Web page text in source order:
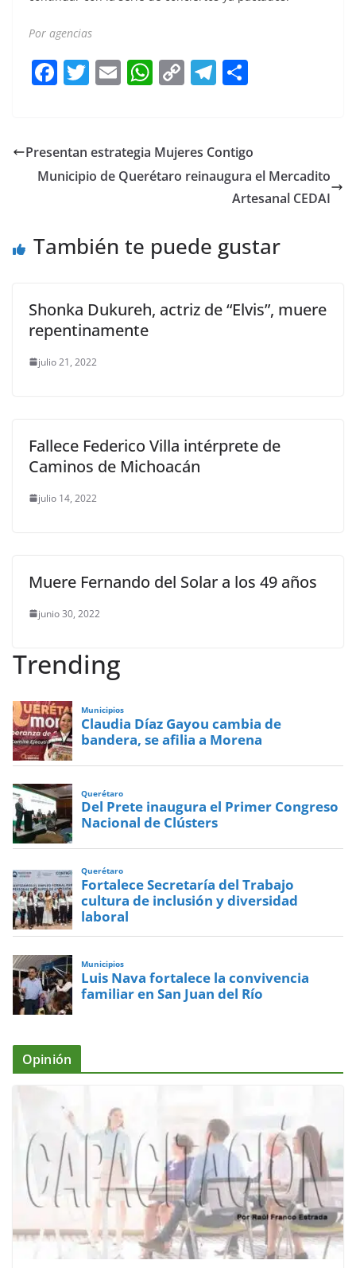
Por agencias
F
a
e
b
k
T
w
er
E
m
l
W
h
s
A
C
o
y
Li
T
el
gr
a
m
e
Presentan estrategia Mujeres Contigo
Municipio de Querétaro reinaugura el Mercadito
Artesanal CEDAI
También te puede gustar
Shonka Dukureh, actriz de “Elvis”, muere
repentinamente
julio 21, 2022
Fallece Federico Villa intérprete de
Caminos de Michoacán
julio 14, 2022
Muere Fernando del Solar a los 49 años
junio 30, 2022
Trending
Municipios
Claudia Díaz Gayou cambia de
bandera, se afilia a Morena
Querétaro
Del Prete inaugura el Primer Congreso
Nacional de Clústers
Querétaro
Fortalece Secretaría del Trabajo
cultura de inclusión y diversidad
laboral
Municipios
Luis Nava fortalece la convivencia
familiar en San Juan del Río
Opinión